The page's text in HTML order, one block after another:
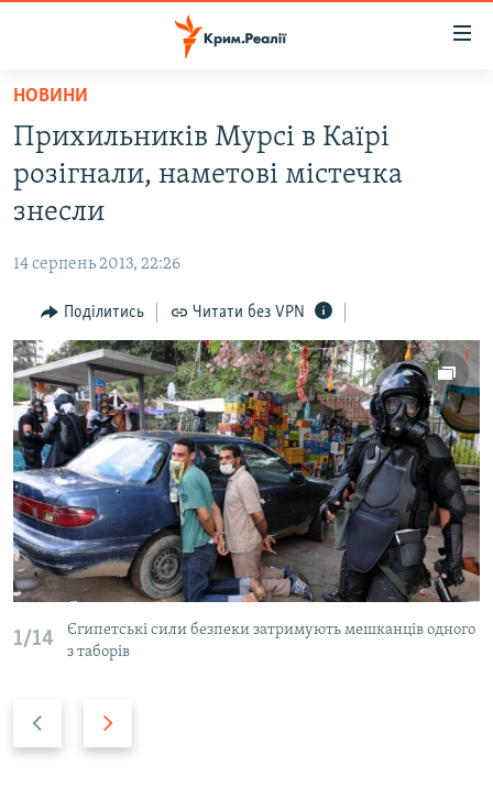
Перейти
основного
матеріалу
Перейти
до
основної
навігації
Перейти
до
пошуку
ВОДА.КРИМ
ВІДЕО ТА ФОТО
БЛОГИ
ПОГЛЯД
ІНТЕРВ'Ю
ВСЕ ЗА ДЕНЬ
СПЕЦПРОЕКТИ
ДЕПОРТАЦІЯ
ВІДЕОУРОКИ «ELIFBE»
СВІДЧЕННЯ ОКУПАЦІЇ
УКРАЇНСЬКА ПРОБЛЕМА КРИМУ
ІНФОГРАФІКА
ЯК ОБІЙТИ БЛОКУВАННЯ
Русский
Qırımtatar
ДОЛУЧАЙСЯ!
Усі сайти RFE/RL
НОВИНИ
Прихильників Мурсі в Каїрі
розігнали, наметові містечка
знесли
14 серпень 2013, 22:26
Поділитись Читати без VPN
1/14
Єгипетські сили безпеки затримують мешканців одного
з таборів
Previous
Next